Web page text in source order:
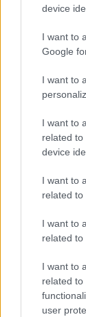
device
I want to
Google
I want to
I want to
related to
device
I want to
related to
I want to
related to
I want to
related to
user
„NEM
A
https://
A hozzászólások
nem vállal,